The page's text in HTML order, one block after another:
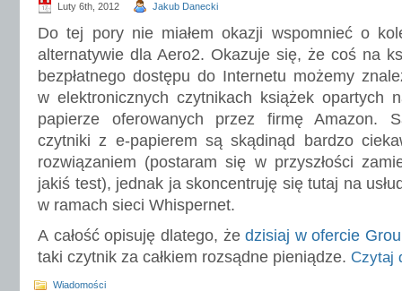
Luty 6th, 2012 Jakub Danecki
Do tej pory nie miałem okazji wspomnieć o
alternatywie dla Aero2. Okazuje się, że coś na
bezpłatnego dostępu do Internetu możemy
w elektronicznych czytnikach książek opartych
papierze oferowanych przez firmę Amazon.
czytniki z e-papierem są skądinąd bardzo
rozwiązaniem (postaram się w przyszłości
jakiś test), jednak ja skoncentruję się tutaj na
w ramach sieci Whispernet.
A całość opisuję dlatego, żedzisiaj w ofercie
taki czytnik za całkiem rozsądne pieniądze. Czytaj
Wiadomości